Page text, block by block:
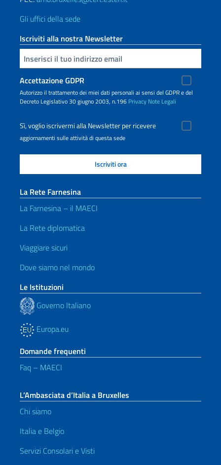
Gli uffici della sede
Iscriviti alla nostra Newsletter
Inserisci la tua email
Accettazione GDPR
Autorizzo il trattamento dei miei dati personali ai sensi del GDPR e del
Decreto Legislativo 30 giugno 2003, n.196 Privacy Note Legali
Sì, voglio iscrivermi alla Newsletter per ricevere
aggiornamenti sulle attività di questa sede
La Rete Farnesina
La Farnesina – il MAECI
La Rete diplomatica
Viaggiare sicuri
Dove siamo nel mondo
Le Istituzioni
Governo Italiano
Europa.eu
Domande frequenti
Faq – MAECI
L’Ambasciata d’Italia a Bruxelles
Chi siamo
Italia e Belgio
Servizi Consolari e Visti